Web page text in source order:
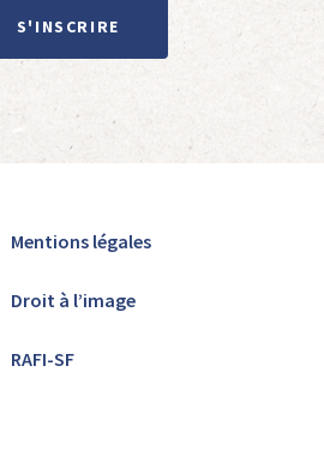
S'INSCRIRE
Mentions légales
Droit à l’image
RAFI-SF